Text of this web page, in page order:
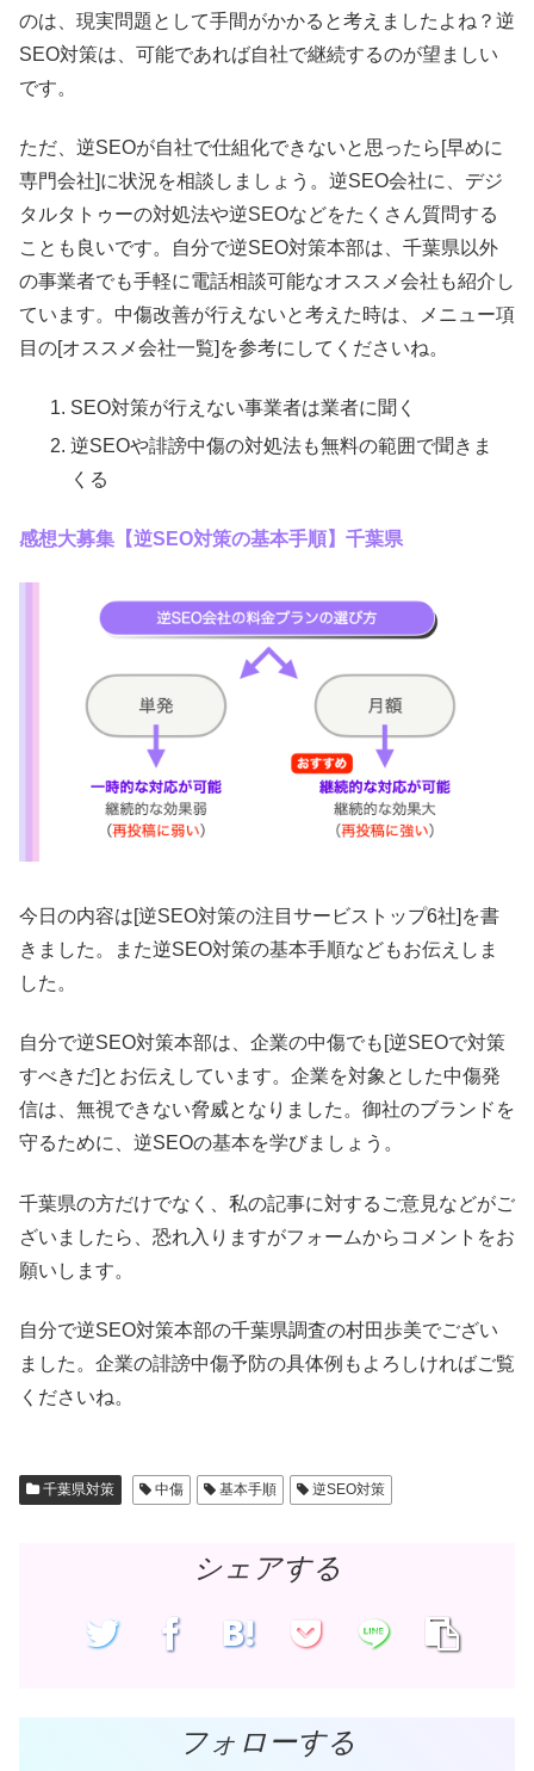
のは、現実問題として手間がかかると考えましたよね？逆
SEO対策は、可能であれば自社で継続するのが望ましい
です。
ただ、逆SEOが自社で仕組化できないと思ったら[早めに
専門会社]に状況を相談しましょう。逆SEO会社に、デジ
タルタトゥーの対処法や逆SEOなどをたくさん質問する
ことも良いです。自分で逆SEO対策本部は、千葉県以外
の事業者でも手軽に電話相談可能なオススメ会社も紹介し
ています。中傷改善が行えないと考えた時は、メニュー項
目の[オススメ会社一覧]を参考にしてくださいね。
SEO対策が行えない事業者は業者に聞く
逆SEOや誹謗中傷の対処法も無料の範囲で聞きま
くる
感想大募集【逆SEO対策の基本手順】千葉県
今日の内容は[逆SEO対策の注目サービストップ6社]を書
きました。また逆SEO対策の基本手順などもお伝えしま
した。
自分で逆SEO対策本部は、企業の中傷でも[逆SEOで対策
すべきだ]とお伝えしています。企業を対象とした中傷発
信は、無視できない脅威となりました。御社のブランドを
守るために、逆SEOの基本を学びましょう。
千葉県の方だけでなく、私の記事に対するご意見などがご
ざいましたら、恐れ入りますがフォームからコメントをお
願いします。
自分で逆SEO対策本部の千葉県調査の村田歩美でござい
ました。企業の誹謗中傷予防の具体例もよろしければご覧
くださいね。
千葉県対策 中傷 基本手順 逆SEO対策
シェアする
フォローする